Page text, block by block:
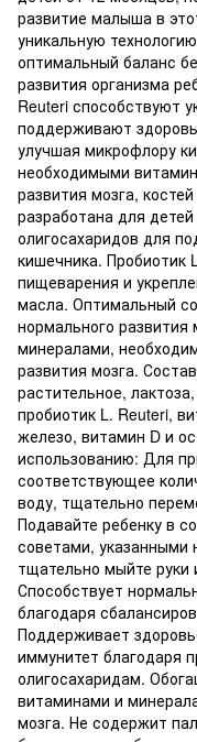
развитие малыша в
уникальную
оптимальный баланс
развития организма
Reuteri способствуют
поддерживают
улучшая микрофлору
необходимыми
развития мозга,
разработана для
олигосахаридов для
кишечника. Пробиотик
пищеварения и
масла. Оптимальный
нормального
минералами,
развития мозга.
растительное,
пробиотик L. Reuteri,
железо, витамин D и
использованию: Для
соответствующее
воду, тщательно
Подавайте ребенку в
советами, указанными
тщательно мыйте руки
Способствует
благодаря
Поддерживает
иммунитет благодаря
олигосахаридам.
витаминами и
мозга. Не содержит